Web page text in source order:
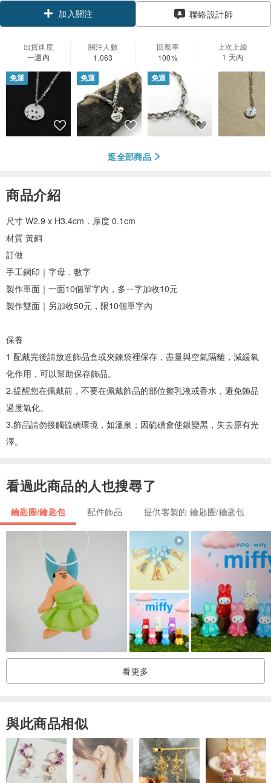
加入關注 聯絡設計師
出貨速度
一週內
關注人數
1,063
回應率
100%
上次上線
1 天內
免運 免運 免運
逛全部商品
商品介紹
尺寸 W2.9 x H3.4cm．厚度 0.1cm
材質 黃銅
訂做
手工鋼印｜字母．數字
製作單面｜一面10個單字內，多ㄧ字加收10元
製作雙面｜另加收50元，限10個單字內
保養
1 配戴完後請放進飾品盒或夾鍊袋裡保存，盡量與空氣隔離，減緩氧
化作用，可以幫助保存飾品。
2.提醒您在佩戴前，不要在佩戴飾品的部位擦乳液或香水，避免飾品
過度氧化。
3.飾品請勿接觸硫磺環境，如溫泉；因硫磺會使銀變黑，失去原有光
澤。
看過此商品的人也搜尋了
鑰匙圈/鑰匙包 配件飾品 提供客製的 鑰匙圈/鑰匙包
看更多
與此商品相似